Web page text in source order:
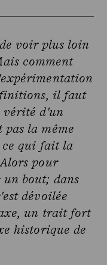
voir plus loin
comment
il faut
vérité d'un
pas la même
ce qui fait la
pour
bout; dans
dévoilée
un trait fort
historique de